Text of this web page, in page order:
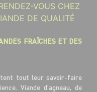
VOUS CHEZ
DE QUALITÉ
FRAÎCHES ET DES
tout leur savoir-faire
Viande d’agneau, de